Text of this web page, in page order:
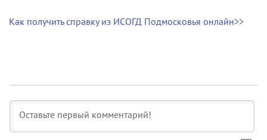
Как получить справку из ИСОГД Подмосковья онлайн>>